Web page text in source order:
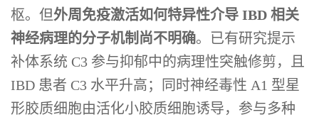
枢。但外周免疫激活如何特异性介导 IBD 相关
神经病理的分子机制尚不明确。已有研究提示
补体系统 C3 参与抑郁中的病理性突触修剪，且
IBD 患者 C3 水平升高；同时神经毒性 A1 型星
形胶质细胞由活化小胶质细胞诱导，参与多种